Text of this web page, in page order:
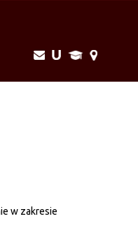
w zakresie